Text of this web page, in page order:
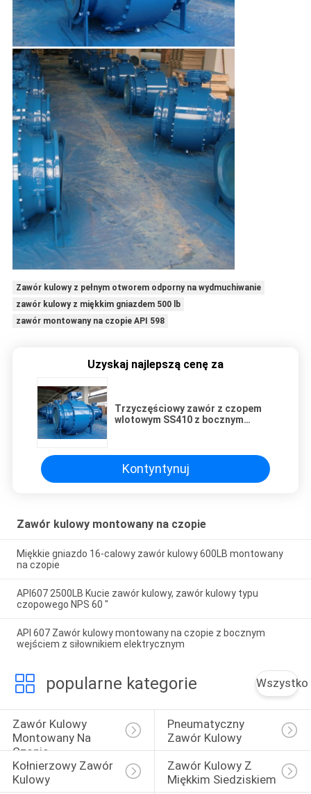
Zawór kulowy z pełnym otworem odporny na wydmuchiwanie
zawór kulowy z miękkim gniazdem 500 lb
zawór montowany na czopie API 598
Uzyskaj najlepszą cenę za
Trzyczęściowy zawór z czopem
wlotowym SS410 z bocznym
Kontyntynuj
Zawór kulowy montowany na czopie
Miękkie gniazdo 16-calowy zawór kulowy 600LB montowany
na czopie
API607 2500LB Kucie zawór kulowy, zawór kulowy typu
czopowego NPS 60 "
API 607 ​​Zawór kulowy montowany na czopie z bocznym
wejściem z siłownikiem elektrycznym
popularne kategorie Wszystko
Zawór Kulowy
Montowany Na
Czopie
Pneumatyczny
Zawór Kulowy
Kołnierzowy Zawór
Kulowy
Zawór Kulowy Z
Miękkim Siedziskiem